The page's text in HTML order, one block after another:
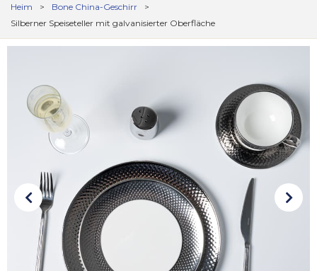
Heim > Bone China-Geschirr
>
Silberner Speiseteller mit galvanisierter Oberfläche